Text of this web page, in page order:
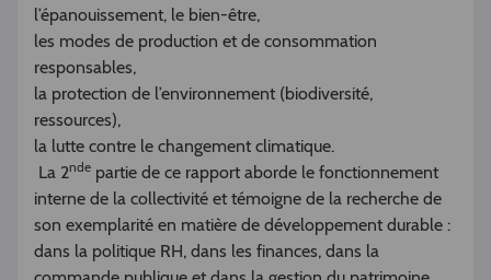
l’épanouissement, le bien-être,
les modes de production et de consommation
responsables,
la protection de l’environnement (biodiversité,
ressources),
la lutte contre le changement climatique.
La 2nde partie de ce rapport aborde le fonctionnement
interne de la collectivité et témoigne de la recherche de
son exemplarité en matière de développement durable :
dans la politique RH, dans les finances, dans la